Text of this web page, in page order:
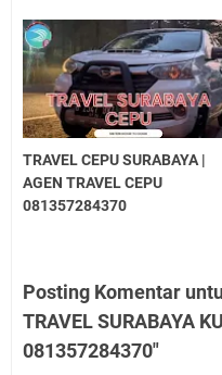
TRAVEL CEPU SURABAYA |
AGEN TRAVEL CEPU
081357284370
Posting Komentar
TRAVEL SURABAYA
081357284370"